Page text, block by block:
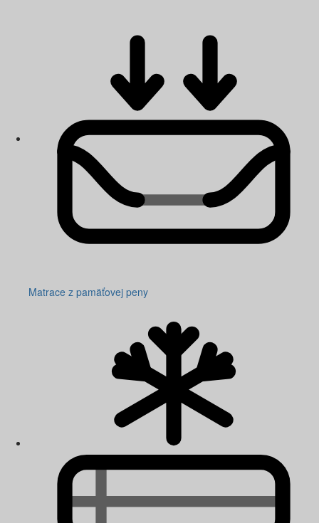
Matrace z pamäťovej peny